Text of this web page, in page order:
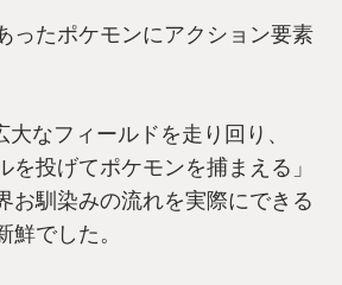
ったポケモンにアクション要素
なフィールドを走り回り、
を投げてポケモンを捕まえる」
お馴染みの流れを実際にできる
鮮でした。